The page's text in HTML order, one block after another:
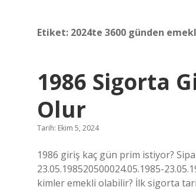
Etiket: 2024te 3600 günden
1986 Sigorta
Olur
Tarih: Ekim 5, 2024
1986 giriş kaç gün prim istiyor?
23.05.198520500024.05.1985-
kimler emekli olabilir? İlk sigorta